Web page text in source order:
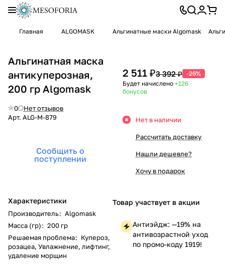
Главная ALGOMASK Альгинатные маски Algomask
Альгинатная маска
антикуперозная,
200 гр Algomask
0
Нет отзывов
Арт. ALG-M-879
Сообщить о
поступлении
Характеристики
Производитель: Algomask
Масса (гр): 200 гр
Решаемая проблема: Купероз,
розацеа, Увлажнение, лифтинг,
удаление морщин
2 511 ₽3 392 ₽ -26%
Будет начислено +126
бонусов
Нет в наличии
Рассчитать доставку
Нашли дешевле?
Хочу в подарок
Товар участвует в акции
Антиэйдж: —19% на
антивозрастной уход
по промо-коду 1919!